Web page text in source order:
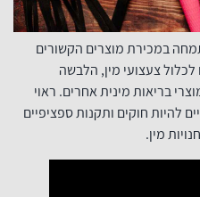
במכירת מוצרים הקשורים
צעצועי מין, הלבשה
בריאות מינית אחרים. ראוי
להיות חוקים ותקנות ספציפיים
מין.